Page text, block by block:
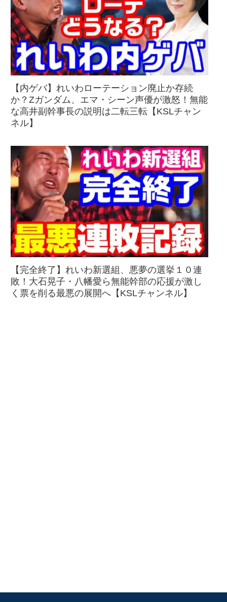
【内ゲバ】れいわローテーション廃止か存続
か？Zガンダム、エマ・シーン声優が激怒！無能
な高井副幹事長の説明は二転三転【KSLチャン
ネル】
【完全終了】れいわ新選組、悪夢の選挙１０連
敗！大石晃子・八幡愛ら無能幹部の応援が激し
く票を削る最悪の展開へ【KSLチャンネル】